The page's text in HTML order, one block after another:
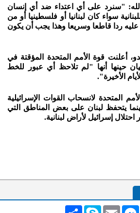
"سنرد على أي اعتداء ضد أي إنسان
سواء كان لبنانيا أو فلسطينيا أو من
ردا قاطعا وسريعا وهذا يجب أن يكون
أعلنت قوة الأمم المتحدة المؤقتة في
حينها أنها "لم تلاحظ أي عبور للخط
الأخيرة".
المتحدة لانسحاب القوات الإسرائيلية
عام 2000، بينما يتحفظ لبنان على بعض المناطق التي
إسرائيل لأراض لبنانية.
انشر Skype Email
Messenger